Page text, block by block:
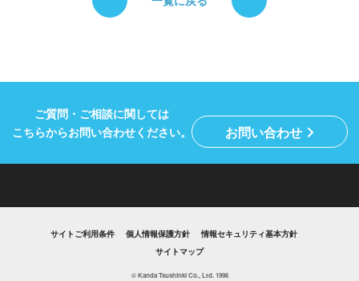
個人情報保護方針
ご質問・ご相談に関しては
こちらからお問い合わせください。
お問い合わせ
サイトご利用条件 個人情報保護方針
情報セキュリティ基本方針
サイトマップ
© Kanda Tsushinki Co., Ltd. 1996